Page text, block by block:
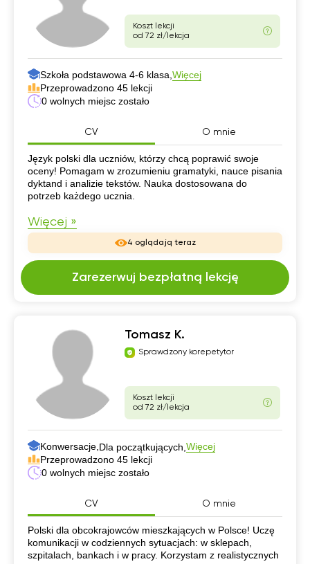
Koszt lekcji
od 72 zł/lekcja
Szkoła podstawowa 4-6 klasa, Więcej
Przeprowadzono 45 lekcji
0 wolnych miejsc zostało
CV O mnie
CV
Język polski dla uczniów, którzy chcą poprawić swoje
oceny! Pomagam w zrozumieniu gramatyki, nauce pisania
dyktand i analizie tekstów. Nauka dostosowana do
potrzeb każdego ucznia.
Więcej »
4 oglądają teraz
Zarezerwuj bezpłatną lekcję
Tomasz K.
Sprawdzony korepetytor
Koszt lekcji
od 72 zł/lekcja
Konwersacje, Dla początkujących, Więcej
Przeprowadzono 45 lekcji
0 wolnych miejsc zostało
CV O mnie
CV
Polski dla obcokrajowców mieszkających w Polsce! Uczę
komunikacji w codziennych sytuacjach: w sklepach,
szpitalach, bankach i w pracy. Korzystam z realistycznych